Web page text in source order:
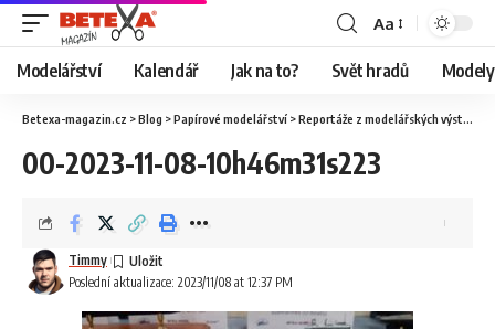
Aa
Modelářství Kalendář Jak na to? Svět hradů
Betexa-magazin.cz >Blog >Papírové modelářství >Reportáže z modelářských výstav
00-2023-11-08-10h46m31s223
Poslední aktualizace: 2023/11/08 at 12:37 PM
Timmy